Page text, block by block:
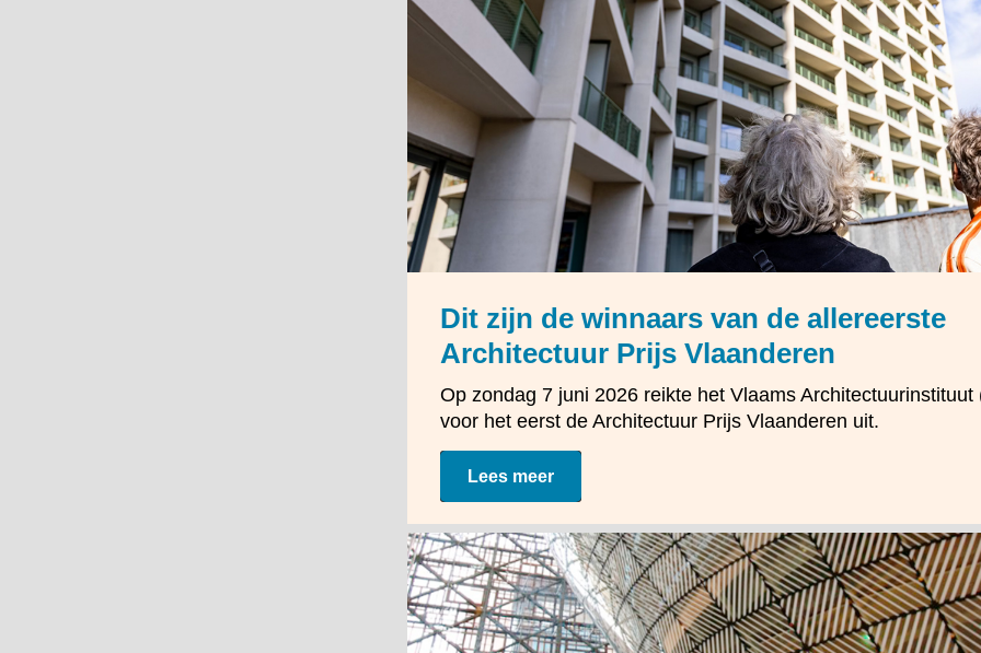
Dit zijn de winnaars van de allereerste
Architectuur Prijs Vlaanderen
Op zondag 7 juni 2026 reikte het Vlaams Architectuurinstituut
voor het eerst de Architectuur Prijs Vlaanderen uit.
Lees meer